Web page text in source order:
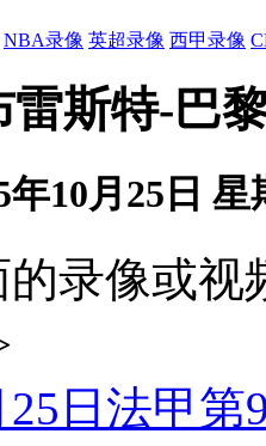
NBA录像 英超录像 西甲录像
雷斯特-巴
10月25日 星
录像或
25日法甲